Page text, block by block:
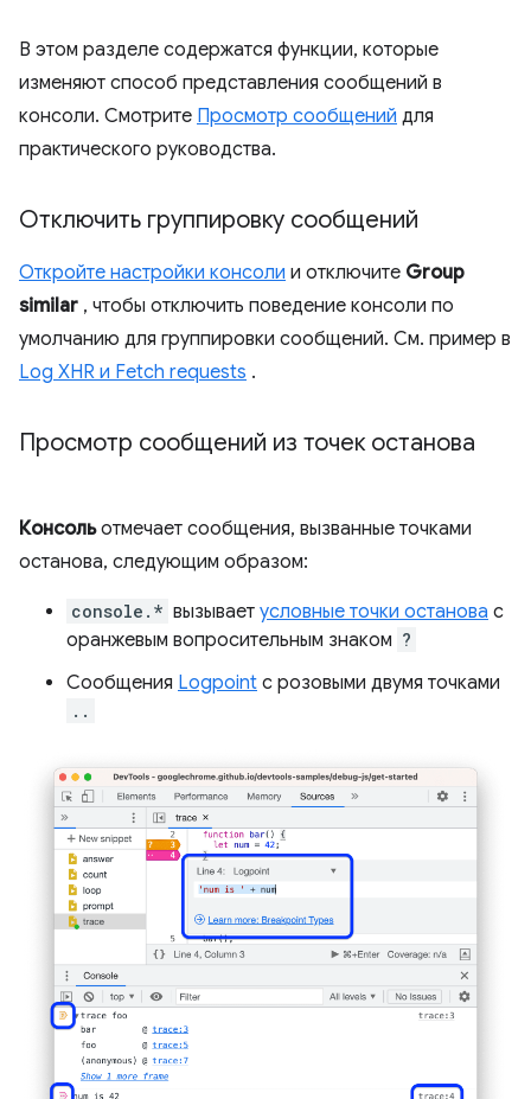
В этом разделе содержатся функции, которые
изменяют способ представления сообщений в
консоли. Смотрите Просмотр сообщений для
практического руководства.
Отключить группировку сообщений
Откройте настройки консоли и отключите Group
similar , чтобы отключить поведение консоли по
умолчанию для группировки сообщений. См. пример в
Log XHR и Fetch requests .
Просмотр сообщений из точек останова
Консольотмечает сообщения, вызванные точками
останова, следующим образом:
console.* вызывает условные точки останова с
оранжевым вопросительным знаком ?
Сообщения Logpoint с розовыми двумя точками
..